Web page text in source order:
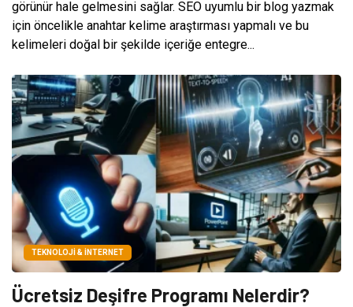
görünür hale gelmesini sağlar. SEO uyumlu bir blog yazmak
için öncelikle anahtar kelime araştırması yapmalı ve bu
kelimeleri doğal bir şekilde içeriğe entegre...
TEKNOLOJI & İNTERNET
Ücretsiz Deşifre Programı Nelerdir?